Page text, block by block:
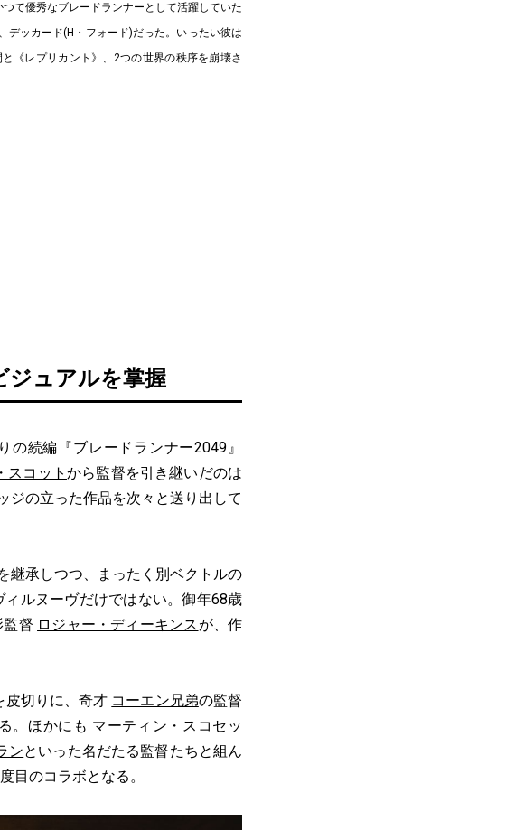
て優秀なブレードランナーとして活躍していた
デッカード(H・フォード)だった。いったい彼は
《レプリカント》、2つの世界の秩序を崩壊さ
ジュアルを掌握
の続編『ブレードランナー2049』
スコット から監督を引き継いだのは
ジの立った作品を次々と送り出して
継承しつつ、まったく別ベクトルの
ルヌーヴだけではない。御年68歳
督 ロジャー・ディーキンス が、作
皮切りに、奇才 コーエン兄弟の監督
。ほかにも マーティン・スコセッ
ンといった名だたる監督たちと組ん
目のコラボとなる。